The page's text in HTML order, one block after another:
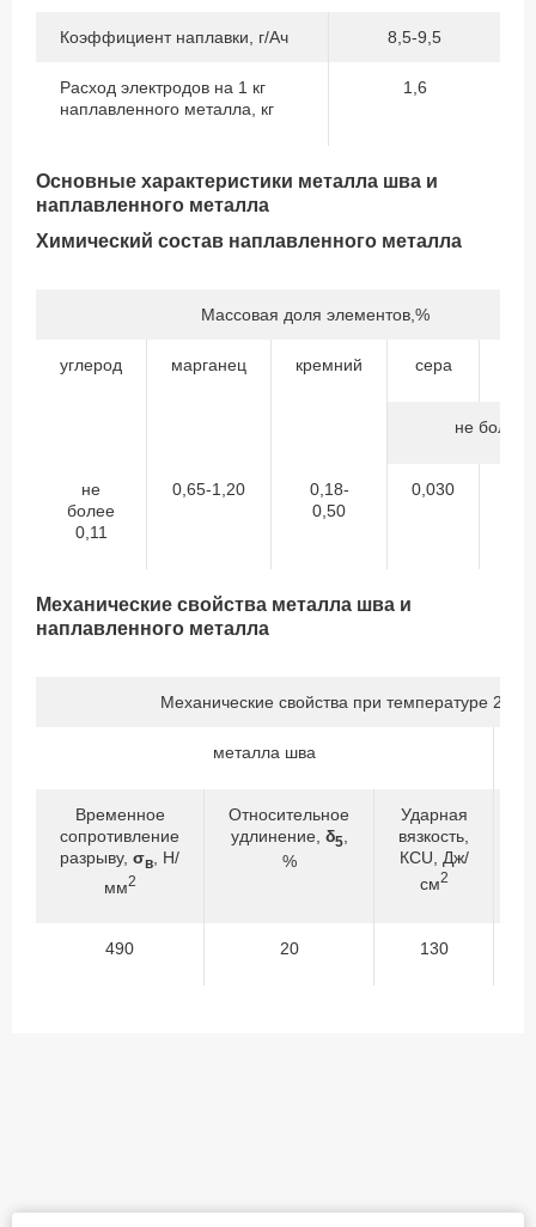
Коэффициент наплавки, г/Ач 8,5-9,5
Расход электродов на 1 кг
наплавленного металла, кг
1,6
Основные характеристики металла шва и
наплавленного металла
Химический состав наплавленного металла
Массовая доля элементов,%
углерод марганец кремний сера
не более
не
более
0,11
0,65-1,20
0,18-
0,50
0,030
Механические свойства металла шва и
наплавленного металла
Механические свойства при температуре
металла шва
Временное
сопротивление
разрыву, σв
, Н/
мм2
Относительное
удлинение, δ5
%
Ударная
вязкость,
КСU, Дж/
см2
490 20 130